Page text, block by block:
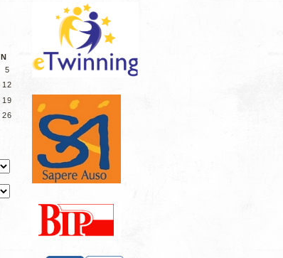
N
5
12
19
26